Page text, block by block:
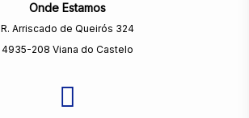
Onde Estamos
R. Arriscado de Queirós 324
4935-208 Viana do Castelo